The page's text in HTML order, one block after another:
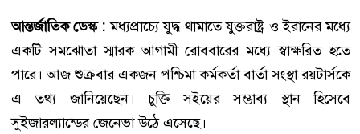
আন্তর্জাতিক ডেস্ক :মধ্যপ্রাচ্যে যুদ্ধ থামাতে যুক্তরাষ্ট্র ও ইরানের মধ্যে
একটি সমঝোতা স্মারক আগামী রোববারের মধ্যে স্বাক্ষরিত হতে
পারে। আজ শুক্রবার একজন পশ্চিমা কর্মকর্তা বার্তা সংস্থা রয়টার্সকে
এ তথ্য জানিয়েছেন। চুক্তি সইয়ের সম্ভাব্য স্থান হিসেবে
সুইজারল্যান্ডের জেনেভা উঠে এসেছে।